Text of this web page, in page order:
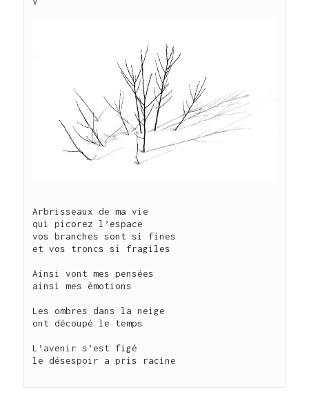
Arbrisseaux de ma vie
qui picorez l’espace
vos branches sont si fines
et vos troncs si fragiles
Ainsi vont mes pensées
ainsi mes émotions
Les ombres dans la neige
ont découpé le temps
L’avenir s’est figé
le désespoir a pris racine